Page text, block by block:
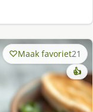
Maak favoriet21
👍